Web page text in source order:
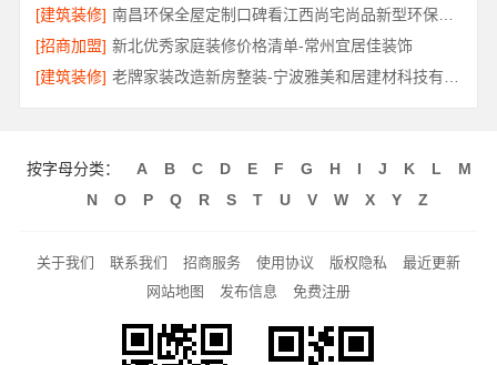
[建筑装修]
南昌环保全屋定制口碑看江西尚宅尚品新型环保材料有限公司
[招商加盟] 新北优秀家庭装修价格清单-常州宜居佳装饰
[建筑装修]
按字母分类： A B C D E F G H I J K L
M
N
O P Q R S T U V W X Y Z
关于我们 联系我们 招商服务 使用协议 版权隐私
最近更新
网站地图
发布信息 免费注册